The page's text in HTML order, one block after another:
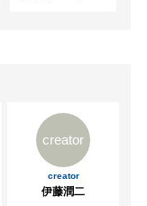
creator
creator
伊藤潤二